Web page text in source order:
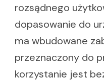
rozsądnego
dopasowanie do
ma wbudowane
przeznaczony do
korzystanie jest